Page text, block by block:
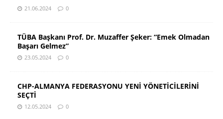
21.06.2024 0
TÜBA Başkanı Prof. Dr. Muzaffer Şeker: “Emek Olmadan
Başarı Gelmez”
23.05.2024 0
CHP-ALMANYA FEDERASYONU YENİ YÖNETİCİLERİNİ
SEÇTİ
12.05.2024 0